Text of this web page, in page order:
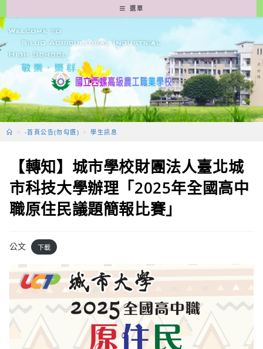
轉
至
要
容
選單
> -首頁公告(勿勾選) > 學生訊息
【轉知】城市學校財團法人臺北城
市科技大學辦理「2025年全國高中
職原住民議題簡報比賽」
公文 下載